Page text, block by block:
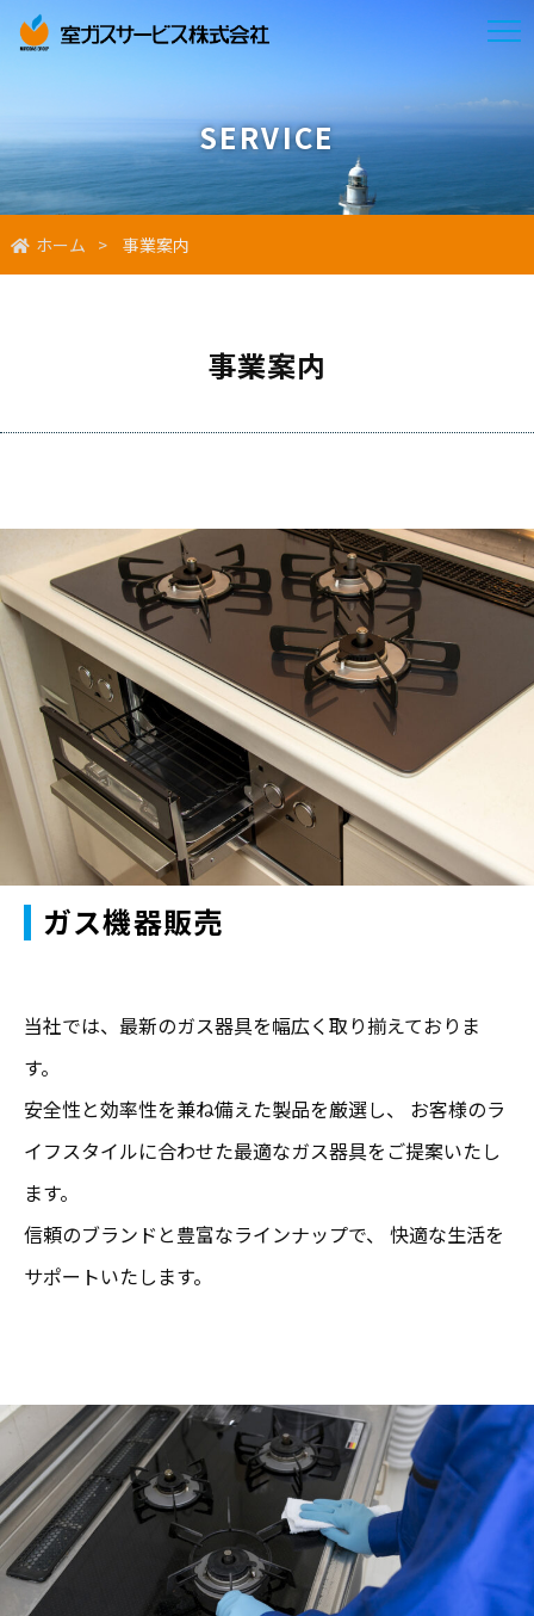
SERVICE
ホーム 事業案内
事業案内
ガス機器販売
当社では、最新のガス器具を幅広く取り揃えておりま
す。
安全性と効率性を兼ね備えた製品を厳選し、 お客様のラ
イフスタイルに合わせた最適なガス器具をご提案いたし
ます。
信頼のブランドと豊富なラインナップで、 快適な生活を
サポートいたします。